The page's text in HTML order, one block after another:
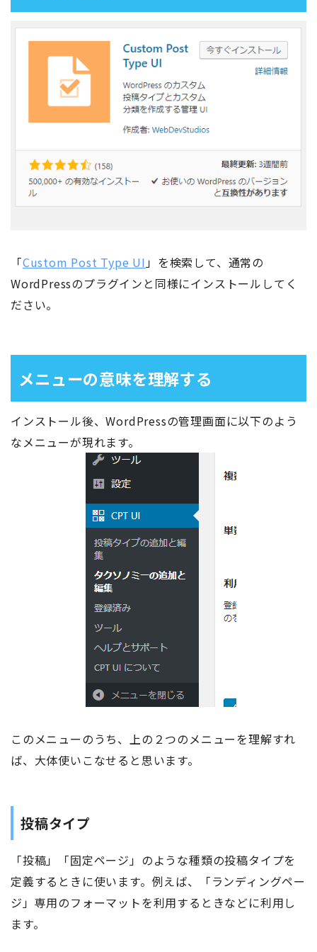
「Custom Post Type UI」を検索して、通常の
WordPressのプラグインと同様にインストールしてく
ださい。
メニューの意味を理解する
インストール後、WordPressの管理画面に以下のよう
なメニューが現れます。
このメニューのうち、上の２つのメニューを理解すれ
ば、大体使いこなせると思います。
投稿タイプ
「投稿」「固定ページ」のような種類の投稿タイプを
定義するときに使います。例えば、「ランディングペー
ジ」専用のフォーマットを利用するときなどに利用し
ます。